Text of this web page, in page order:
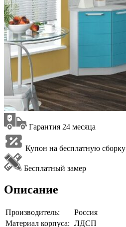
Гарантия 24 месяца
Купон на бесплатную сборку
Бесплатный замер
Описание
Производитель:
Россия
Материал корпуса: ЛДСП